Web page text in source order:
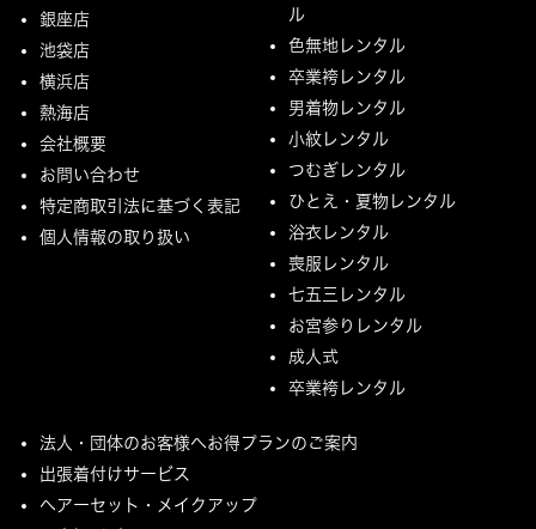
銀座店
池袋店
横浜店
熱海店
会社概要
お問い合わせ
特定商取引法に基づく表記
個人情報の取り扱い
ル
色無地レンタル
卒業袴レンタル
男着物レンタル
小紋レンタル
つむぎレンタル
ひとえ・夏物レンタル
浴衣レンタル
喪服レンタル
七五三レンタル
お宮参りレンタル
成人式
卒業袴レンタル
法人・団体のお客様へお得プランのご案内
出張着付けサービス
ヘアーセット・メイクアップ